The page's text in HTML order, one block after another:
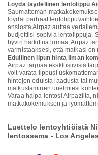
Löydä täydellinen lentolippu
Saumattoman
löydät parhaat
ansiosta Airpaz auttaa
budjettiisi sopivia lentolippuja.
hyvin harkittua lomaa, Airpaz
varmistaaksesi, että matkasi
Edullinen lipun hinta ilman
Airpaz tarjoaa eksklusiivisia
voit varata lippusi
hintojen eduista laadusta tai
matkustaminen unelmiesi
Varaa halpa lentosi Airpazilta,
matkakokemuksen ja
Luettelo lentoyhtiöistä
lentoasema - Los